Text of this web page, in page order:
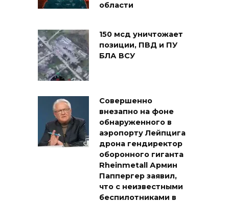
области
150 мсд уничтожает
позиции, ПВД и ПУ
БЛА ВСУ
Совершенно
внезапно на фоне
обнаруженного в
аэропорту Лейпцига
дрона гендиректор
оборонного гиганта
Rheinmetall Армин
Паппергер заявил,
что с неизвестными
беспилотниками в